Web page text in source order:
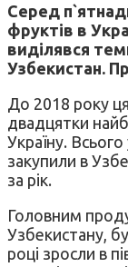
Серед
фруктів в
виділявся
Узбекистан.
До 2018 року
двадцятки
Україну. Всього
закупили в
за рік.
Головним
Узбекистану,
році зросли в